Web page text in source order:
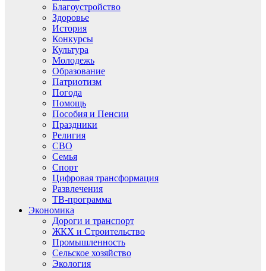
Благоустройство
Здоровье
История
Конкурсы
Культура
Молодежь
Образование
Патриотизм
Погода
Помощь
Пособия и Пенсии
Праздники
Религия
СВО
Семья
Спорт
Цифровая трансформация
Развлечения
ТВ-программа
Экономика
Дороги и транспорт
ЖКХ и Строительство
Промышленность
Сельское хозяйство
Экология